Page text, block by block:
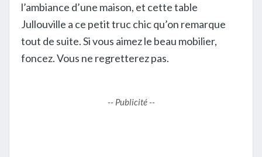
l’ambiance d’une maison, et cette table
Jullouville a ce petit truc chic qu’on remarque
tout de suite. Si vous aimez le beau mobilier,
foncez. Vous ne regretterez pas.
-- Publicité --